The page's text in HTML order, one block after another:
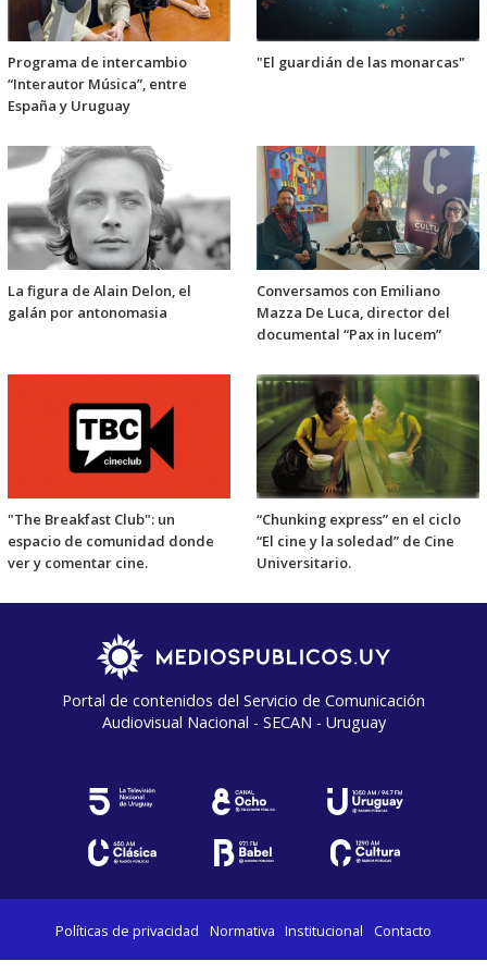
Programa de intercambio
“Interautor Música”, entre
España y Uruguay
"El guardián de las monarcas"
La figura de Alain Delon, el
galán por antonomasia
Conversamos con Emiliano
Mazza De Luca, director del
documental “Pax in lucem”
"The Breakfast Club": un
espacio de comunidad donde
ver y comentar cine.
“Chunking express” en el ciclo
“El cine y la soledad” de Cine
Universitario.
Portal de contenidos del Servicio de Comunicación
Audiovisual Nacional - SECAN - Uruguay
Políticas de privacidad Normativa Institucional Contacto